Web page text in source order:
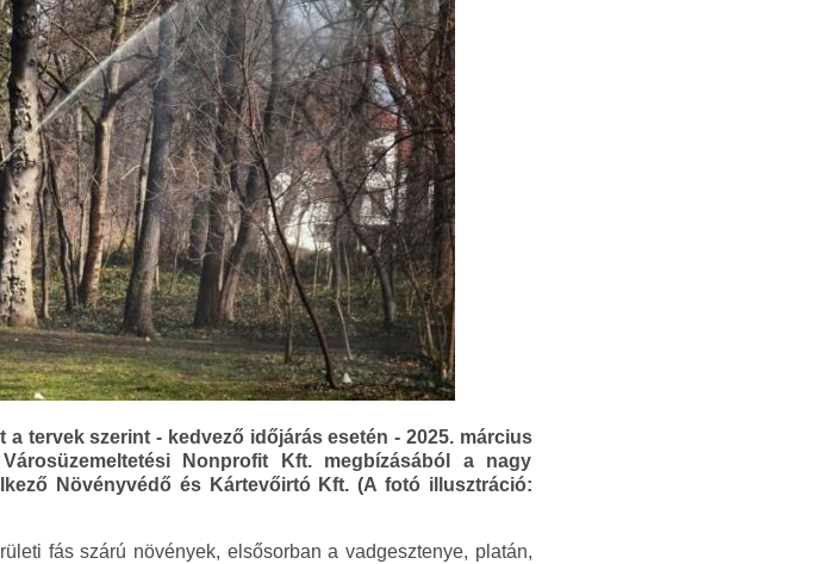
tervek szerint - kedvező időjárás esetén - 2025. március
Nonprofit Kft. megbízásából a nagy
Növényvédő és Kártevőirtó Kft. (A fotó illusztráció:
fás szárú növények, elsősorban a vadgesztenye, platán,